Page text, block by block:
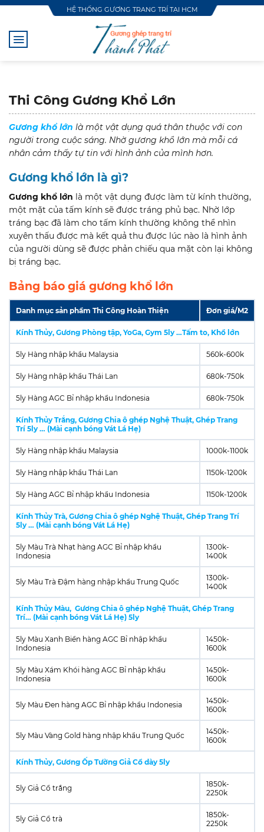
Skip
content
HỆ THỐNG GƯƠNG TRANG TRÍ TẠI HCM
Thi Công Gương Khổ Lớn
Gương khổ lớn là một vật dụng quá thân thuộc với con
người trong cuộc sáng. Nhờ gương khổ lớn mà mỗi cá
nhân cảm thấy tự tin với hình ảnh của mình hơn.
Gương khổ lớn là gì?
Gương khổ lớn là một vật dụng được làm từ kính thường,
một mặt của tấm kính sẽ được tráng phủ bạc. Nhờ lớp
tráng bạc đã làm cho tấm kính thường không thể nhìn
xuyên thấu được mà kết quả thu được lúc nào là hình ảnh
của người dùng sẽ được phản chiếu qua mặt còn lại không
bị tráng bạc.
Bảng báo giá gương khổ lớn
Danh mục sản phẩm Thi Công Hoàn Thiện Đơn giá/M2
Kính Thủy, Gương Phòng tập, YoGa, Gym 5ly …Tấm to, Khổ lớn
5ly Hàng nhập khẩu Malaysia 560k-600k
5ly Hàng nhập khẩu Thái Lan 680k-750k
5ly Hàng AGC Bỉ nhập khẩu Indonesia 680k-750k
Kính Thủy Trắng, Gương Chia ô ghép Nghệ Thuật, Ghép Trang
Trí 5ly … (Mài cạnh bóng Vát Lá Hẹ)
5ly Hàng nhập khẩu Malaysia 1000k-1100k
5ly Hàng nhập khẩu Thái Lan 1150k-1200k
5ly Hàng AGC Bỉ nhập khẩu Indonesia 1150k-1200k
Kính Thủy Trà, Gương Chia ô ghép Nghệ Thuật, Ghép Trang Trí
5ly … (Mài cạnh bóng Vát Lá Hẹ)
5ly Màu Trà Nhạt hàng AGC Bỉ nhập khẩu
Indonesia
1300k-
1400k
5ly Màu Trà Đậm hàng nhập khẩu Trung Quốc
1300k-
1400k
Kính Thủy Màu, Gương Chia ô ghép Nghệ Thuật, Ghép Trang
Trí… (Mài cạnh bóng Vát Lá Hẹ) 5ly
5ly Màu Xanh Biển hàng AGC Bỉ nhập khẩu
Indonesia
1450k-
1600k
5ly Màu Xám Khói hàng AGC Bỉ nhập khẩu
Indonesia
1450k-
1600k
5ly Màu Đen hàng AGC Bỉ nhập khẩu Indonesia
1450k-
1600k
5ly Màu Vàng Gold hàng nhập khẩu Trung Quốc
1450k-
1600k
Kính Thủy, Gương Ốp Tường Giả Cổ dày 5ly
5ly Giả Cổ trắng
1850k-
2250k
5ly Giả Cổ trà
1850k-
2250k